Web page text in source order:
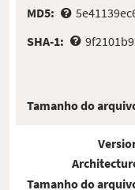
MD5:
SHA-1:
Tamanho do
Tamanho do